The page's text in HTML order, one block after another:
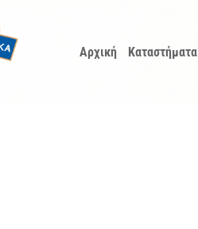
Αρχική Καταστήματα